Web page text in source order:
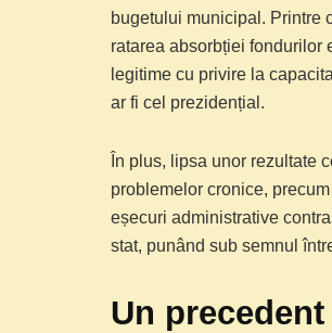
bugetului municipal. Printre
ratarea absorbției fondurilor
legitime cu privire la
ar fi cel prezidențial.
În plus, lipsa unor rezultate
problemelor cronice,
eșecuri administrative
stat, punând sub semnul
Un